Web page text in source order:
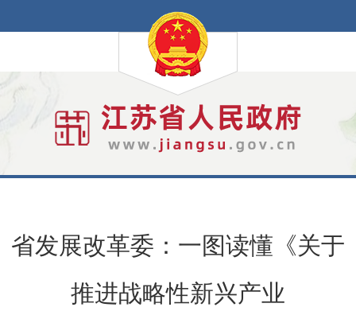
省发展改革委：一图读懂《关于
推进战略性新兴产业